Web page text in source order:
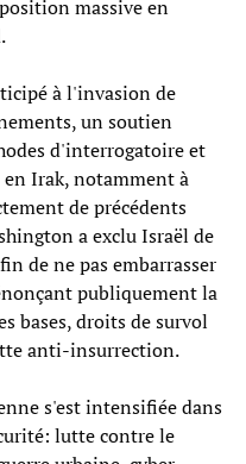
massive en
à l'invasion de
un soutien
d'interrogatoire et
Irak, notamment à
de précédents
a exclu Israël de
de ne pas embarrasser
publiquement la
bases, droits de survol
anti-insurrection.
s'est intensifiée dans
lutte contre le